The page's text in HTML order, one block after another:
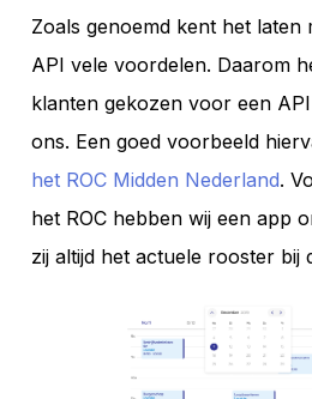
Zoals genoemd kent het laten
API vele voordelen. Daarom
klanten gekozen voor een
ons. Een goed voorbeeld
het ROC Midden Nederland.
het ROC hebben wij een app
zij altijd het actuele rooster bij